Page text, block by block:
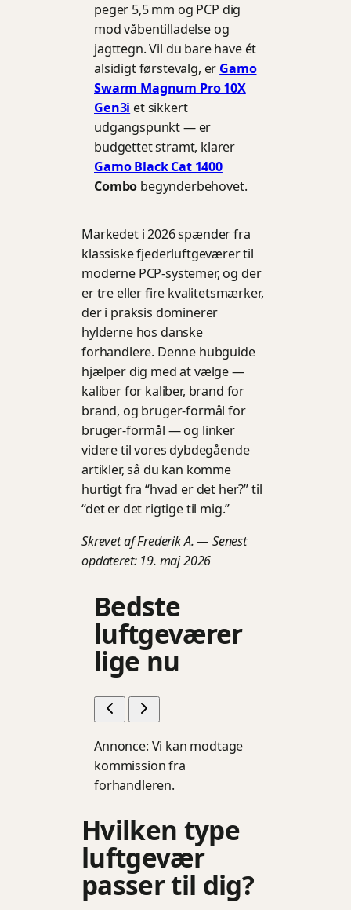
peger 5,5 mm og PCP dig
mod våbentilladelse og
jagttegn. Vil du bare have ét
alsidigt førstevalg, er Gamo
Swarm Magnum Pro 10X
Gen3i et sikkert
udgangspunkt — er
budgettet stramt, klarer
Gamo Black Cat 1400
Combo begynderbehovet.
Markedet i 2026 spænder fra
klassiske fjederluftgeværer til
moderne PCP-systemer, og der
er tre eller fire kvalitetsmærker,
der i praksis dominerer
hylderne hos danske
forhandlere. Denne hubguide
hjælper dig med at vælge —
kaliber for kaliber, brand for
brand, og bruger-formål for
bruger-formål — og linker
videre til vores dybdegående
artikler, så du kan komme
hurtigt fra “hvad er det her?” til
“det er det rigtige til mig.”
Skrevet af Frederik A. — Senest
opdateret: 19. maj 2026
Bedste
luftgeværer
lige nu
Annonce: Vi kan modtage
kommission fra
forhandleren.
Hvilken type
luftgevær
passer til dig?